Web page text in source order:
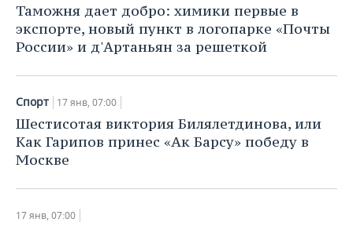
Таможня дает добро: химики первые в
экспорте, новый пункт в логопарке «Почты
России» и д'Артаньян за решеткой
Спорт 17 янв, 07:00
Шестисотая виктория Билялетдинова, или
Как Гарипов принес «Ак Барсу» победу в
Москве
17 янв, 07:00